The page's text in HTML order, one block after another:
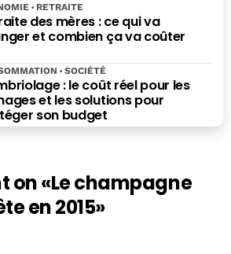
des mères : ce qui va
et combien ça va coûter
RETRAITE
: le coût réel pour les
et les solutions pour
son budget
SOCIÉTÉ
on«Le champagne
en 2015»